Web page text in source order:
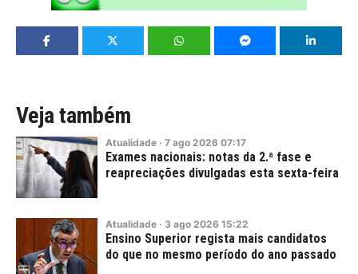
Veja também
Atualidade · 7 ago 2026 07:17
Exames nacionais: notas da 2.ª fase e
reapreciações divulgadas esta sexta-feira
Atualidade · 3 ago 2026 15:22
Ensino Superior regista mais candidatos
do que no mesmo período do ano passado